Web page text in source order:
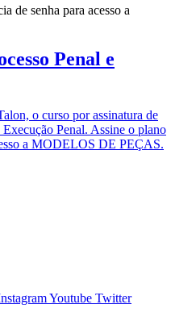
de senha para acesso a
Penal e
o curso por assinatura de
Penal. Assine o plano
a MODELOS DE PEÇAS.
Youtube Twitter